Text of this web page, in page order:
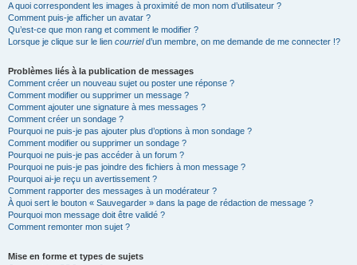
A quoi correspondent les images à proximité de mon nom d’utilisateur ?
Comment puis-je afficher un avatar ?
Qu’est-ce que mon rang et comment le modifier ?
Lorsque je clique sur le lien courrield’un membre, on me demande de me connecter !?
Problèmes liés à la publication de messages
Comment créer un nouveau sujet ou poster une réponse ?
Comment modifier ou supprimer un message ?
Comment ajouter une signature à mes messages ?
Comment créer un sondage ?
Pourquoi ne puis-je pas ajouter plus d’options à mon sondage ?
Comment modifier ou supprimer un sondage ?
Pourquoi ne puis-je pas accéder à un forum ?
Pourquoi ne puis-je pas joindre des fichiers à mon message ?
Pourquoi ai-je reçu un avertissement ?
Comment rapporter des messages à un modérateur ?
À quoi sert le bouton « Sauvegarder » dans la page de rédaction de message ?
Pourquoi mon message doit être validé ?
Comment remonter mon sujet ?
Mise en forme et types de sujets